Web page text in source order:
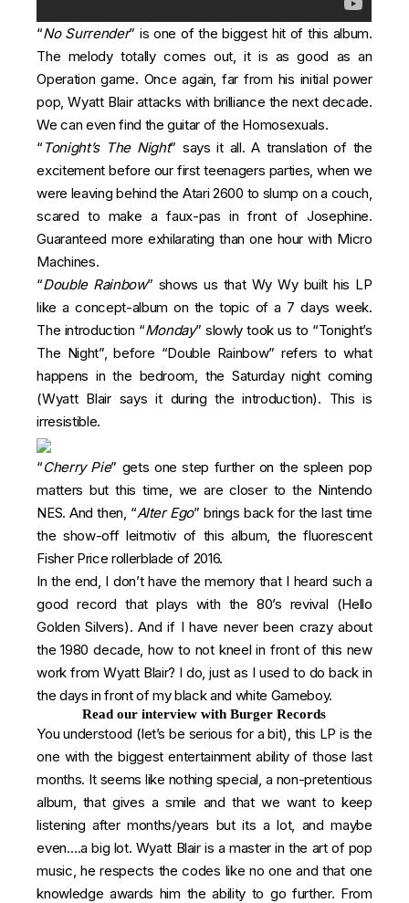
“No Surrender” is one of the biggest hit of this album.
The melody totally comes out, it is as good as an
Operation game. Once again, far from his initial power
pop, Wyatt Blair attacks with brilliance the next decade.
We can even find the guitar of the Homosexuals.
“ Tonight’s The Night” says it all. A translation of the
excitement before our first teenagers parties, when we
were leaving behind the Atari 2600 to slump on a couch,
scared to make a faux-pas in front of Josephine.
Guaranteed more exhilarating than one hour with Micro
Machines.
“Double Rainbow” shows us that Wy Wy built his LP
like a concept-album on the topic of a 7 days week.
The introduction “Monday” slowly took us to “Tonight’s
The Night”, before “Double Rainbow” refers to what
happens in the bedroom, the Saturday night coming
(Wyatt Blair says it during the introduction). This is
irresistible.
“Cherry Pie” gets one step further on the spleen pop
matters but this time, we are closer to the Nintendo
NES. And then, “Alter Ego” brings back for the last time
the show-off leitmotiv of this album, the fluorescent
Fisher Price rollerblade of 2016.
In the end, I don’t have the memory that I heard such a
good record that plays with the 80’s revival (Hello
Golden Silvers). And if I have never been crazy about
the 1980 decade, how to not kneel in front of this new
work from Wyatt Blair? I do, just as I used to do back in
the days in front of my black and white Gameboy.
Read our interview with Burger Records
You understood (let’s be serious for a bit), this LP is the
one with the biggest entertainment ability of those last
months. It seems like nothing special, a non-pretentious
album, that gives a smile and that we want to keep
listening after months/years but its a lot, and maybe
even….a big lot. Wyatt Blair is a master in the art of pop
music, he respects the codes like no one and that one
knowledge awards him the ability to go further. From